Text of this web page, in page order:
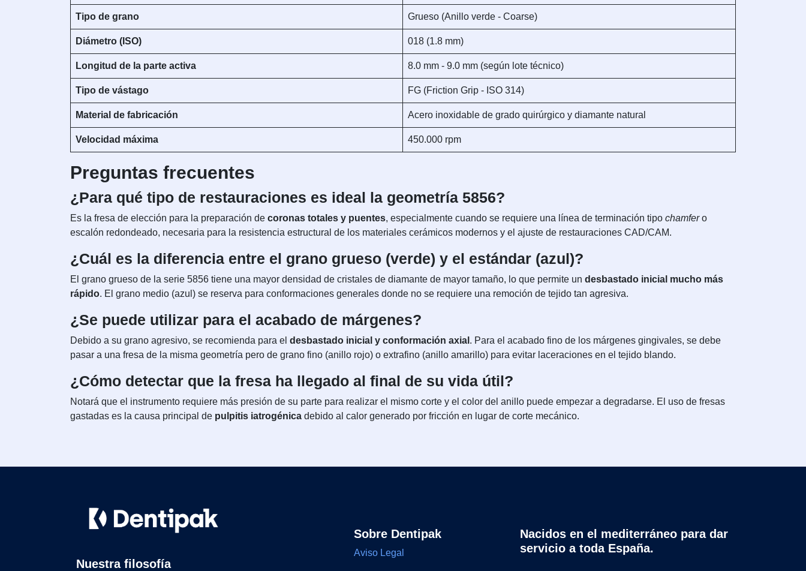
Tipo de grano Grueso (Anillo verde - Coarse)
Diámetro (ISO) 018 (1.8 mm)
Longitud de la parte activa 8.0 mm - 9.0 mm (según lote técnico)
Tipo de vástago FG (Friction Grip - ISO 314)
Material de fabricación Acero inoxidable de grado quirúrgico y diamante natural
Velocidad máxima 450.000 rpm
Preguntas frecuentes
¿Para qué tipo de restauraciones es ideal la geometría 5856?
Es la fresa de elección para la preparación de coronas totales y puentes, especialmente cuando se requiere una línea de terminación tipo chamfero
escalón redondeado, necesaria para la resistencia estructural de los materiales cerámicos modernos y el ajuste de restauraciones CAD/CAM.
¿Cuál es la diferencia entre el grano grueso (verde) y el estándar (azul)?
El grano grueso de la serie 5856 tiene una mayor densidad de cristales de diamante de mayor tamaño, lo que permite un desbastado inicial mucho más
rápido. El grano medio (azul) se reserva para conformaciones generales donde no se requiere una remoción de tejido tan agresiva.
¿Se puede utilizar para el acabado de márgenes?
Debido a su grano agresivo, se recomienda para el desbastado inicial y conformación axial . Para el acabado fino de los márgenes gingivales, se debe
pasar a una fresa de la misma geometría pero de grano fino (anillo rojo) o extrafino (anillo amarillo) para evitar laceraciones en el tejido blando.
¿Cómo detectar que la fresa ha llegado al final de su vida útil?
Notará que el instrumento requiere más presión de su parte para realizar el mismo corte y el color del anillo puede empezar a degradarse. El uso de fresas
gastadas es la causa principal de pulpitis iatrogénica debido al calor generado por fricción en lugar de corte mecánico.
Sobre Dentipak
Aviso Legal
Nacidos en el mediterráneo para dar
servicio a toda España.
Nuestra filosofía